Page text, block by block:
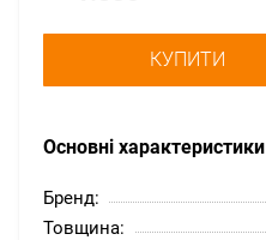
Основні характеристики
Бренд:
Товщина:
КУПИТИ